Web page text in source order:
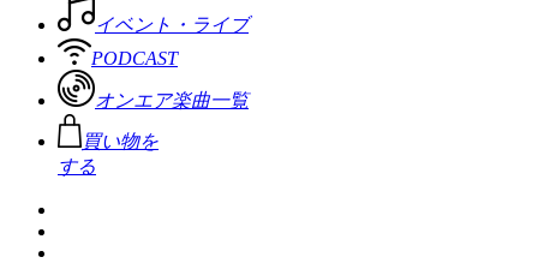
イベント・ライブ
PODCAST
オンエア楽曲一覧
買い物を
する